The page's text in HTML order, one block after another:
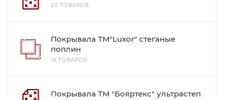
20 ТОВАРОВ
Покрывала ТМ"Luxor" стеганые
поплин
16 ТОВАРОВ
Покрывала ТМ "Бояртекс" ультрастеп